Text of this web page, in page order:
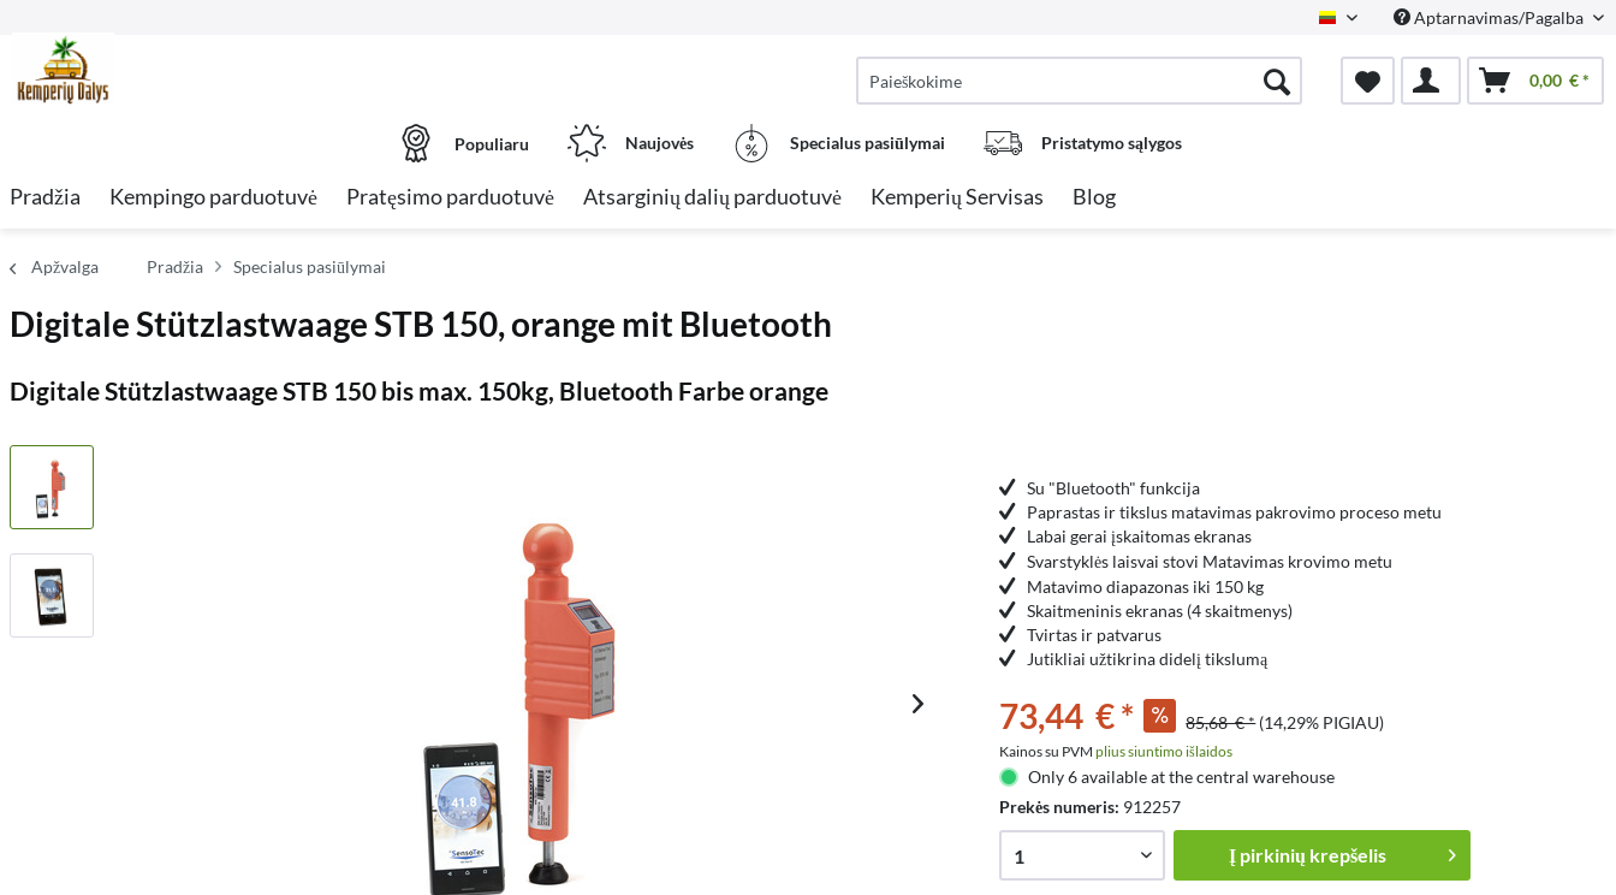
Lietuvių Aptarnavimas/Pagalba
0,00 € *
Populiaru Naujovės Specialus pasiūlymai Pristatymo sąlygos
Pradžia Kempingo parduotuvė Pratęsimo parduotuvė Atsarginių dalių parduotuvė Kemperių Servisas Blog
Apžvalga Pradžia Specialus pasiūlymai
Digitale Stützlastwaage STB 150, orange mit Bluetooth
Digitale Stützlastwaage STB 150 bis max. 150kg, Bluetooth Farbe orange
Su "Bluetooth" funkcija
Paprastas ir tikslus matavimas pakrovimo proceso metu
Labai gerai įskaitomas ekranas
Svarstyklės laisvai stovi Matavimas krovimo metu
Matavimo diapazonas iki 150 kg
Skaitmeninis ekranas (4 skaitmenys)
Tvirtas ir patvarus
Jutikliai užtikrina didelį tikslumą
73,44 € * 85,68 € * (14,29% PIGIAU)
Kainos su PVMplius siuntimo išlaidos
Only 6 available at the central warehouse
Prekės numeris: 912257
Į pirkinių krepšelis